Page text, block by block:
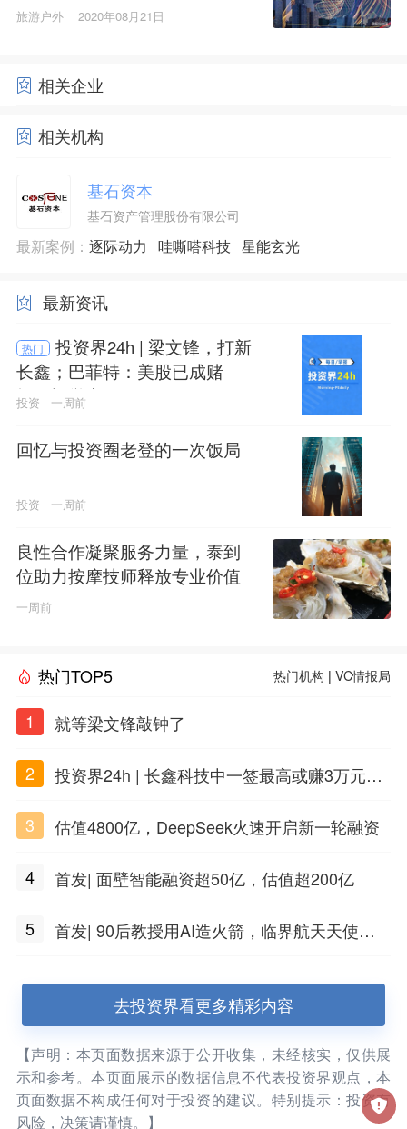
旅游户外 2020年08月21日
相关企业
相关机构
基石资本
基石资产管理股份有限公司
最新案例： 逐际动力 哇嘶嗒科技 星能玄光
最新资讯
热门
投资界24h | 梁文锋，打新
长鑫；巴菲特：美股已成赌
场；视觉中国做LP了
投资 一周前
回忆与投资圈老登的一次饭局
投资 一周前
良性合作凝聚服务力量，泰到
位助力按摩技师释放专业价值
一周前
热门TOP5 热门机构 |VC情报局
1 就等梁文锋敲钟了
2
投资界24h | 长鑫科技中一签最高或赚3万元；
兴质新域基金
3 估值4800亿，DeepSeek火速开启新一轮融资
4 首发| 面壁智能融资超50亿，估值超200亿
5
首发| 90后教授用AI造火箭，临界航天天使轮
去投资界看更多精彩内容
【声明：本页面数据来源于公开收集，未经核实，仅供展
示和参考。本页面展示的数据信息不代表投资界观点，本
页面数据不构成任何对于投资的建议。特别提示：投资有
风险，决策请谨慎。】